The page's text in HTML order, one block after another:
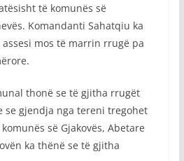
të komunës së
Komandanti Sahatqiu ka
mos të marrin rrugë pa
thonë se të gjitha rrugët
se gjendja nga tereni tregohet
së Gjakovës, Abetare
ka thënë se të gjitha